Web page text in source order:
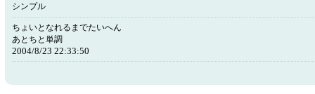
シンプル
ちょいとなれるまでたいへん
あとちと単調
2004/8/23 22:33:50